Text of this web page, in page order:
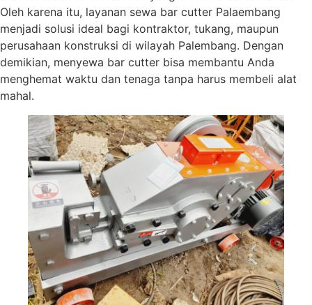
Oleh karena itu, layanan sewa bar cutter Palaembang
menjadi solusi ideal bagi kontraktor, tukang, maupun
perusahaan konstruksi di wilayah Palembang. Dengan
demikian, menyewa bar cutter bisa membantu Anda
menghemat waktu dan tenaga tanpa harus membeli alat
mahal.